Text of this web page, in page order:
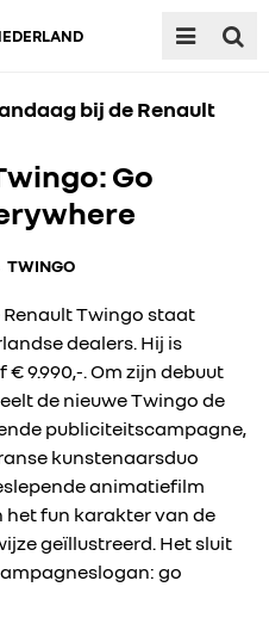
bij de Renault
Go
TWINGO
Renault Twingo staat
dealers. Hij is
9.990,-. Om zijn debuut
de nieuwe Twingo de
publiciteitscampagne,
kunstenaarsduo
animatiefilm
fun karakter van de
geïllustreerd. Het sluit
go